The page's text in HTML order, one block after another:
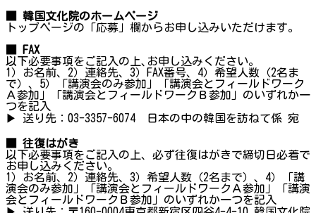
■ 韓国文化院のホームページ
トップページの「応募」欄からお申し込みいただけます。
■ FAX
以下必要事項をご記入の上､お申し込みください。
1）お名前、2）連絡先、3）FAX番号、4）希望人数（2名ま
で）、5）「講演会のみ参加」「講演会とフィールドワーク
Ａ参加」「講演会とフィールドワークＢ参加」のいずれか一
つを記入
▶ 送り先：03-3357-6074 日本の中の韓国を訪ねて係 宛
■ 往復はがき
以下必要事項をご記入の上、必ず往復はがきで締切日必着で
お申し込みください。
1）お名前、2）連絡先、3）希望人数（2名まで）、4）「講
演会のみ参加」「講演会とフィールドワークＡ参加」「講演
会とフィールドワークＢ参加」のいずれか一つを記入